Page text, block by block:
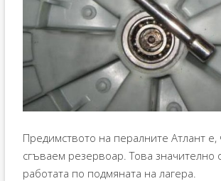
Предимството на пералните Атлант е,
сгъваем резервоар. Това значително
работата по подмяната на лагера.